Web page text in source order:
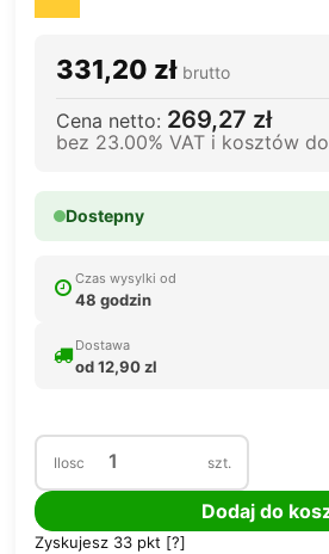
331,20 zł brutto
Cena netto: 269,27 zł
bez 23.00% VAT i kosztów
Dostepny
Czas wysylki od
48 godzin
Dostawa
od 12,90 zl
Ilosc szt.
Dodaj do
Zyskujesz 33 pkt [?]